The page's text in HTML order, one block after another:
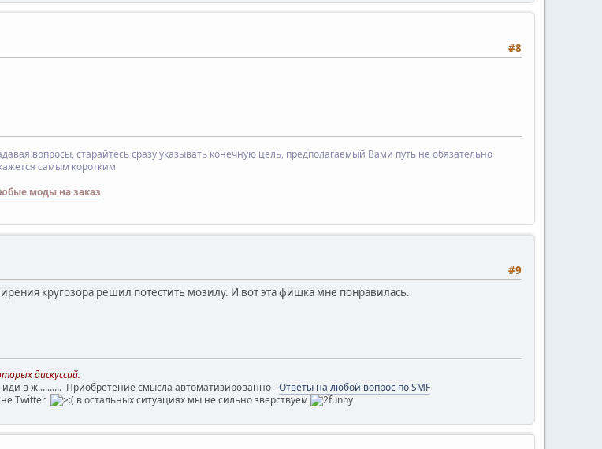
#8
вопросы, старайтесь сразу указывать конечную цель, предполагаемый Вами путь не обязательно
самым коротким
моды на заказ
#9
кругозора решил потестить мозилу. И вот эта фишка мне понравилась.
дискуссий.
в ж.......... Приобретение смысла автоматизированно -Ответы на любой вопрос по SMF
Twitter
в остальных ситуациях мы не сильно зверствуем